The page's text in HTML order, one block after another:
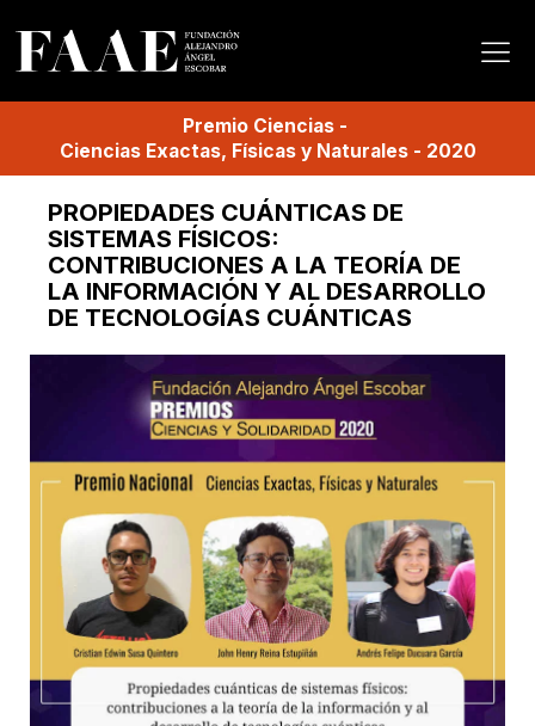
Premio Ciencias -
Ciencias Exactas, Físicas y Naturales- 2020
PROPIEDADES CUÁNTICAS DE
SISTEMAS FÍSICOS:
CONTRIBUCIONES A LA TEORÍA DE
LA INFORMACIÓN Y AL DESARROLLO
DE TECNOLOGÍAS CUÁNTICAS